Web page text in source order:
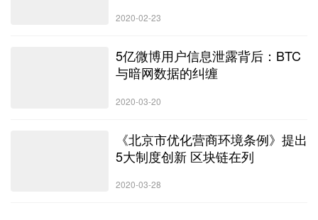
2020-02-23
5亿微博用户信息泄露背后：BTC
与暗网数据的纠缠
2020-03-20
《北京市优化营商环境条例》提出
5大制度创新 区块链在列
2020-03-28